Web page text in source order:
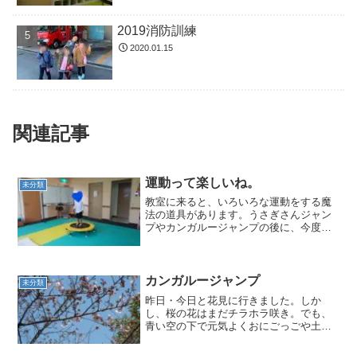
2019消防訓練
2020.01.15
関連記事
未分類 運動って楽しいね。
教室に来ると、いろいろな運動をする魔
法の道具があります。うさぎさんジャン
プやカンガルージャンプの後に、今度は
返ししてみましょう。リズ...
未分類 カンガルージャンプ
昨日・今日と花見に行きました。しか
し、桜の花はまだチラホラ咲き。でも、
青い空の下で元気よくおにごっごや土団